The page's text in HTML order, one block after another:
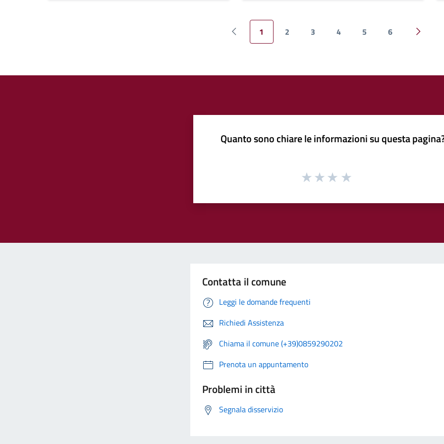
Pagina precedente
1 2 3 4 5 6
Pagina
Quanto sono chiare le informazioni su questa
Contatta il comune
Leggi le domande frequenti
Richiedi Assistenza
Chiama il comune (+39)0859290202
Prenota un appuntamento
Problemi in città
Segnala disservizio